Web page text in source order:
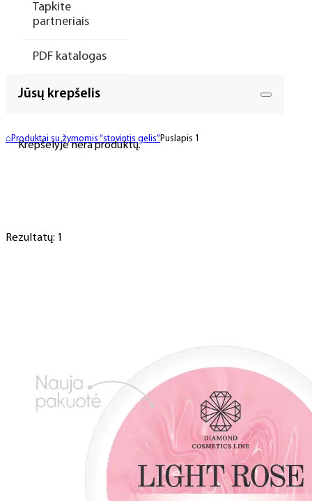
Tapkite
partneriais
PDF katalogas
Jūsų krepšelis
Krepšelyje nėra produktų.
⌂ Produktai su žymomis “stovintis gelis” Puslapis 1
Rezultatų: 1